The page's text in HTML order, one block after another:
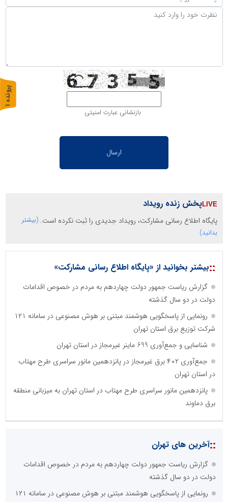
بازنشانی عبارت امنیتی
پخش زنده رویداد
پایگاه اطلاع رسانی مشارکت، رویداد جدیدی را ثبت نکرده است. (بیشتر
بدانید)
::بیشتر بخوانید از «پایگاه اطلاع رسانی مشارکت»
گزارش ریاست جمهور دولت چهاردهم به مردم در خصوص اقدامات
دولت در دو سال گذشته
رونمایی از پاسخگویی هوشمند مبتنی بر هوش مصنوعی در سامانه ۱۲۱
شرکت توزیع برق استان تهران
شناسایی و جمع‌آوری 699 ماینر غیرمجاز در استان تهران
جمع‌آوری ۴۰۲ برق غیرمجاز در پانزدهمین مانور سراسری طرح مهتاب
در استان تهران
پانزدهمین مانور سراسری طرح مهتاب در استان تهران به میزبانی منطقه
برق دماوند
::آخرین های تهران
گزارش ریاست جمهور دولت چهاردهم به مردم در خصوص اقدامات
دولت در دو سال گذشته
رونمایی از پاسخگویی هوشمند مبتنی بر هوش مصنوعی در سامانه ۱۲۱
پ
ر
و
ن
د
ه
1